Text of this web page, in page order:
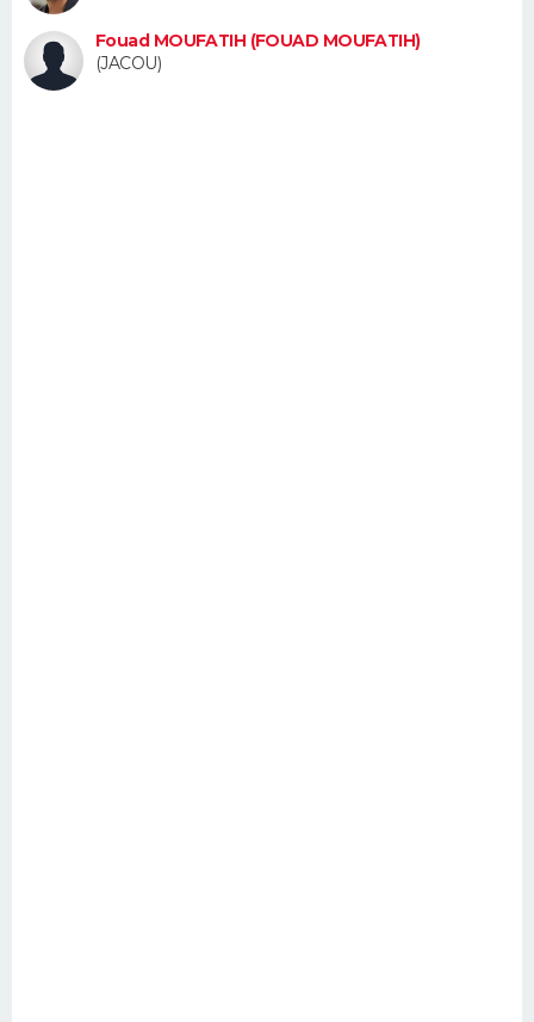
Fouad MOUFATIH (FOUAD MOUFATIH)
(JACOU)